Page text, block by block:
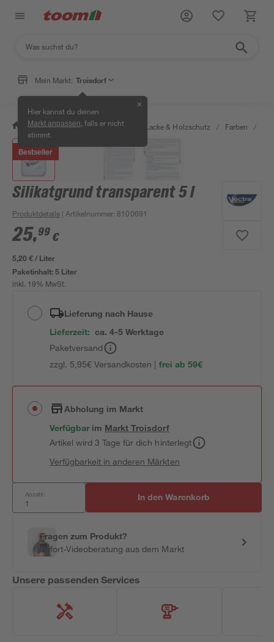
Mein Markt: Troisdorf
Hier kannst du deinen
Markt anpassen , falls er nicht
stimmt.
✕
/ Bauen & Renovieren / Farben, Lacke & Holzschutz / Farben /
Bestseller
Silikatgrund transparent 5 l
Produktdetails | Artikelnummer: 8100691
25,99 €
5,20 € / Liter
Paketinhalt:5 Liter
inkl. 19% MwSt.
Lieferung nach Hause
Lieferzeit: ca. 4-5 Werktage
Paketversand
zzgl. 5,95€ Versandkosten | frei ab 59€
Abholung im Markt
Verfügbar im MarktTroisdorf
Artikel wird 3 Tage für dich hinterlegt
Verfügbarkeit in anderen Märkten
Anzahl: In den Warenkorb
Fragen zum Produkt?
Sofort-Videoberatung aus dem Markt
Unsere passenden Services